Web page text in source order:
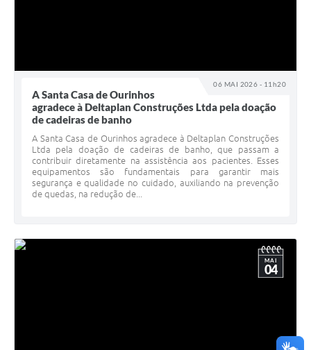
06 MAI 2026 - 11h20
A Santa Casa de Ourinhos
agradece à Deltaplan Construções Ltda pela doação
de cadeiras de banho
A Santa Casa de Ourinhos agradece à Deltaplan Construções
Ltda pela doação de cadeiras de banho, que passam a
contribuir diretamente na assistência aos pacientes. Esses
equipamentos são fundamentais para garantir mais
segurança e qualidade no cuidado, auxiliando na prevenção
de quedas, na redução de...
MAI
04